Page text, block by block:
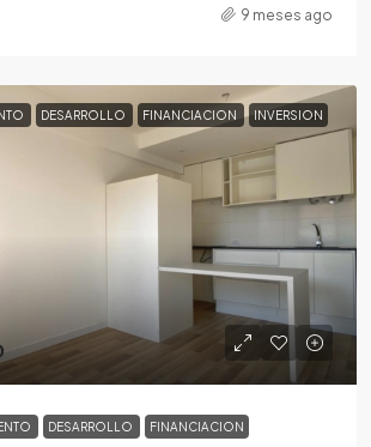
9 meses ago
DESARROLLO FINANCIACION INVERSION
DESARROLLO FINANCIACION